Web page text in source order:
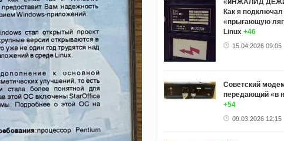
Как я подключал
«прыгающую
Linux +46
15.04.2026 09:05
Советский
передающий «в
+54
09.03.2026 12:15